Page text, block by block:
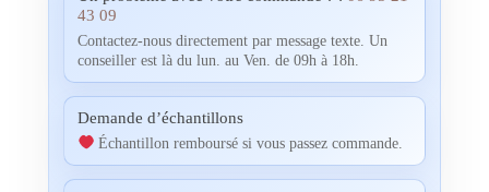
43 09
Contactez-nous directement par message texte. Un
conseiller est là du lun. au Ven. de 09h à 18h.
Demande d’échantillons
Échantillon remboursé si vous passez commande.